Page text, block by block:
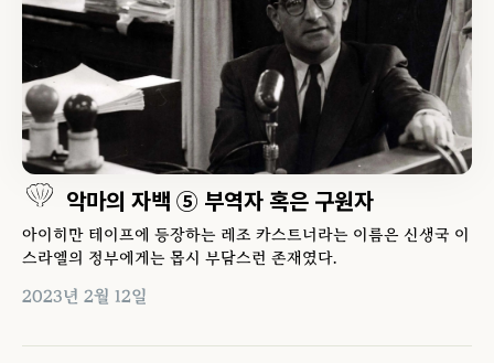
악마의 자백 ⑤ 부역자 혹은 구원자
아이히만 테이프에 등장하는 레조 카스트너라는 이름은 신생국 이
스라엘의 정부에게는 몹시 부담스런 존재였다.
2023년 2월 12일